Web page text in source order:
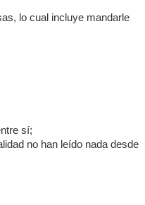
lo cual incluye mandarle
sí;
no han leído nada desde